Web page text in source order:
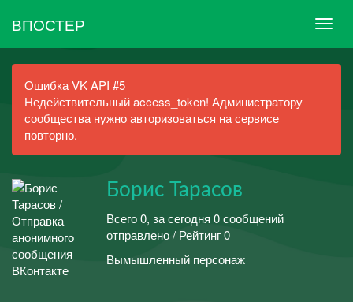
ВПОСТЕР
Ошибка VK API #5
Недействительный access_token! Администратору
сообщества нужно авторизоваться на сервисе
повторно.
Борис Тарасов
Всего 0, за сегодня 0 сообщений
отправлено / Рейтинг 0
Вымышленный персонаж